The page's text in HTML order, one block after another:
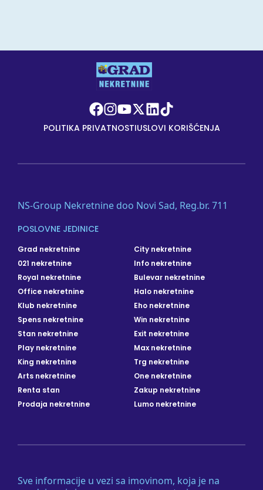
POLITIKA PRIVATNOSTIUSLOVI KORIŠĆENJA
Sve informacije u vezi sa imovinom, koja je na
NS-Group Nekretnine doo Novi Sad, Reg.br. 711
POSLOVNE JEDINICE
Grad nekretnine
City nekretnine
021 nekretnine
Info nekretnine
Royal nekretnine
Bulevar nekretnine
Office nekretnine
Halo nekretnine
Klub nekretnine
Eho nekretnine
Spens nekretnine
Win nekretnine
Stan nekretnine
Exit nekretnine
Play nekretnine
Max nekretnine
King nekretnine
Trg nekretnine
Arts nekretnine
One nekretnine
Renta stan
Zakup nekretnine
Prodaja nekretnine
Lumo nekretnine